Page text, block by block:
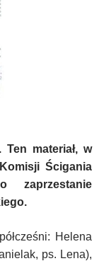
Ten materiał, w
Ścigania
Helena
ps. Lena),